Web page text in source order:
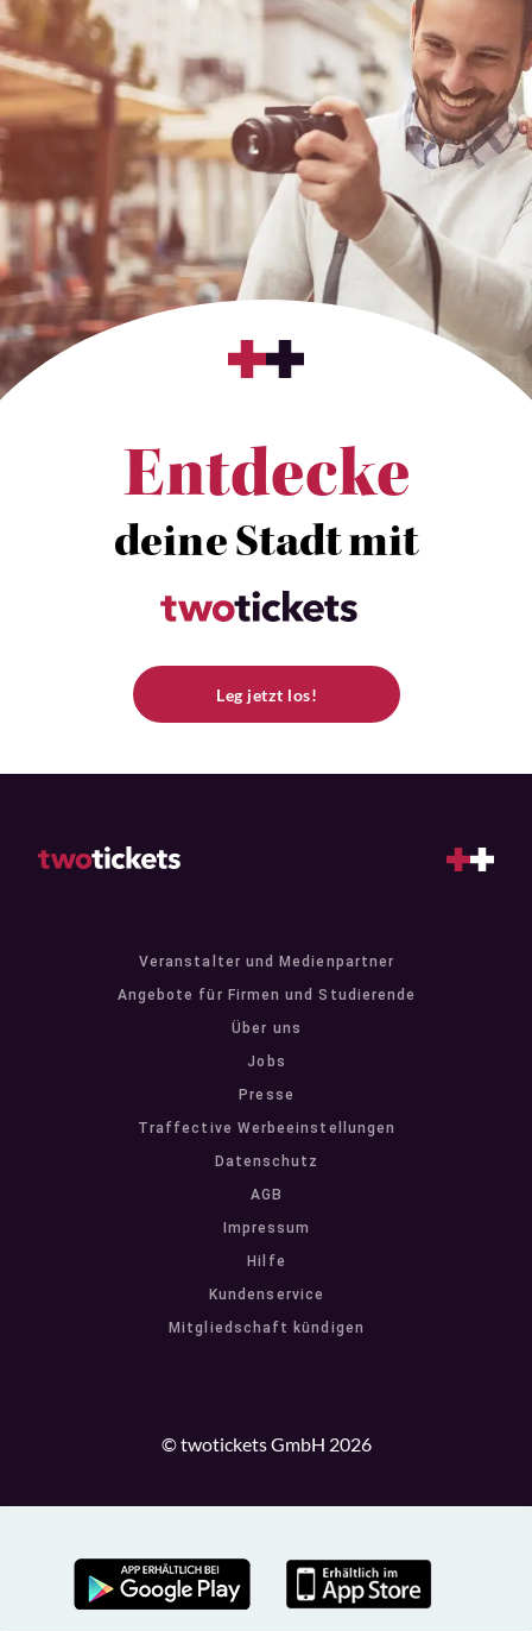
Entdecke
deine Stadt mit
Leg jetzt los!
Veranstalter und Medienpartner
Angebote für Firmen und Studierende
Über uns
Jobs
Presse
Traffective Werbeeinstellungen
Datenschutz
AGB
Impressum
Hilfe
Kundenservice
Mitgliedschaft kündigen
© twotickets GmbH 2026